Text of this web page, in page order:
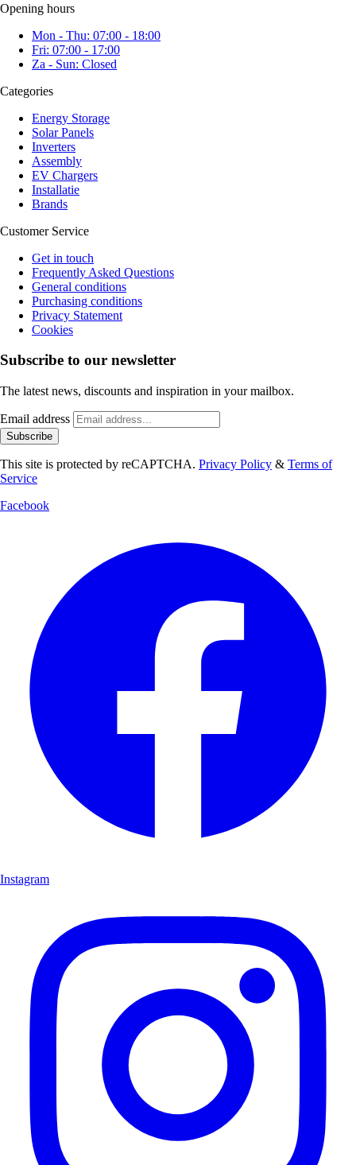
Opening hours
Mon - Thu: 07:00 - 18:00
Fri: 07:00 - 17:00
Za - Sun: Closed
Categories
Energy Storage
Solar Panels
Inverters
Assembly
EV Chargers
Installatie
Brands
Customer Service
Get in touch
Frequently Asked Questions
General conditions
Purchasing conditions
Privacy Statement
Cookies
Subscribe to our newsletter
The latest news, discounts and inspiration in your mailbox.
Email address
Subscribe
This site is protected by reCAPTCHA. Privacy Policy & Terms of
Service
Facebook
Instagram